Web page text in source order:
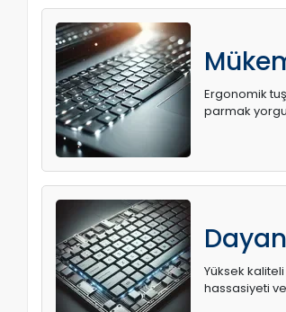
Ergonomik
parmak
Yüksek
hassasiyeti